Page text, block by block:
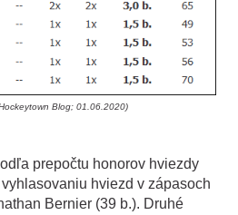
Blog; 01.06.2020)
prepočtu honorov hviezdy
hviezd v zápasoch
Bernier (39 b.). Druhé